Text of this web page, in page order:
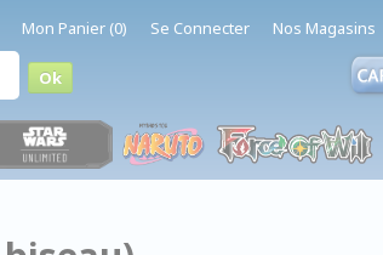
Mon Panier (0) Se Connecter Nos Magasins